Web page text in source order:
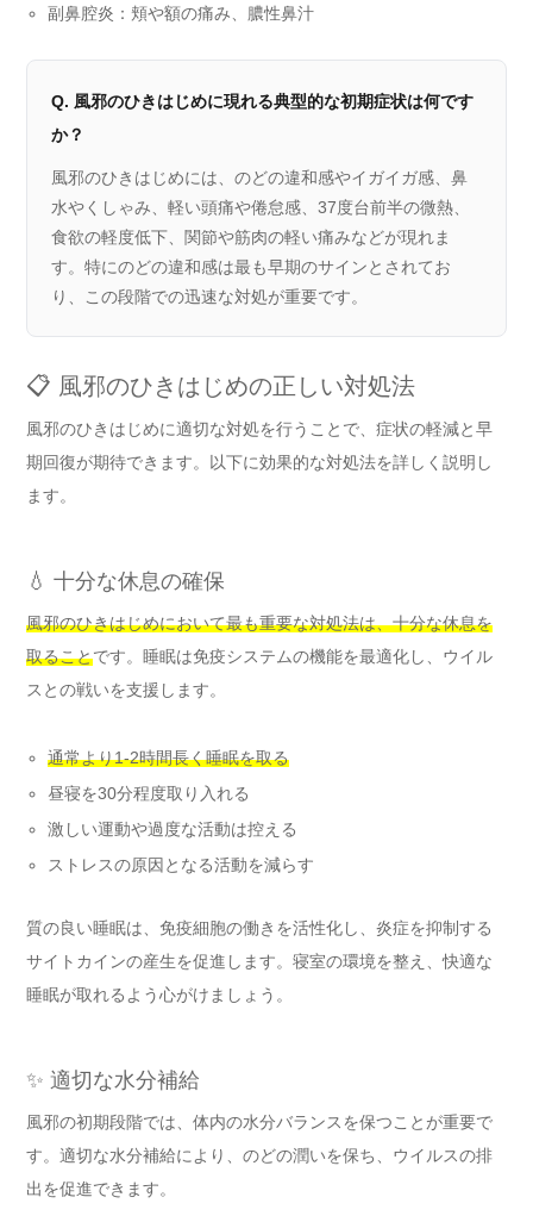
副鼻腔炎：頬や額の痛み、膿性鼻汁
Q. 風邪のひきはじめに現れる典型的な初期症状は何です
か？
風邪のひきはじめには、のどの違和感やイガイガ感、鼻
水やくしゃみ、軽い頭痛や倦怠感、37度台前半の微熱、
食欲の軽度低下、関節や筋肉の軽い痛みなどが現れま
す。特にのどの違和感は最も早期のサインとされてお
り、この段階での迅速な対処が重要です。
📋 風邪のひきはじめの正しい対処法
風邪のひきはじめに適切な対処を行うことで、症状の軽減と早
期回復が期待できます。以下に効果的な対処法を詳しく説明し
ます。
💧 十分な休息の確保
風邪のひきはじめにおいて最も重要な対処法は、十分な休息を
取ることです。睡眠は免疫システムの機能を最適化し、ウイル
スとの戦いを支援します。
通常より1-2時間長く睡眠を取る
昼寝を30分程度取り入れる
激しい運動や過度な活動は控える
ストレスの原因となる活動を減らす
質の良い睡眠は、免疫細胞の働きを活性化し、炎症を抑制する
サイトカインの産生を促進します。寝室の環境を整え、快適な
睡眠が取れるよう心がけましょう。
✨ 適切な水分補給
風邪の初期段階では、体内の水分バランスを保つことが重要で
す。適切な水分補給により、のどの潤いを保ち、ウイルスの排
出を促進できます。